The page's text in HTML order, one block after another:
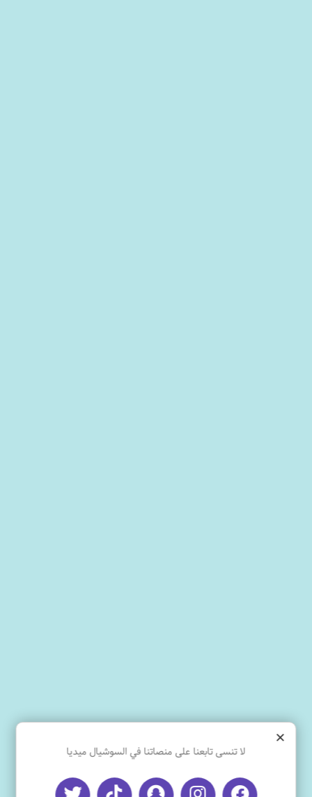
×
لا تنسى تابعنا على منصاتنا في السوشيال ميديا